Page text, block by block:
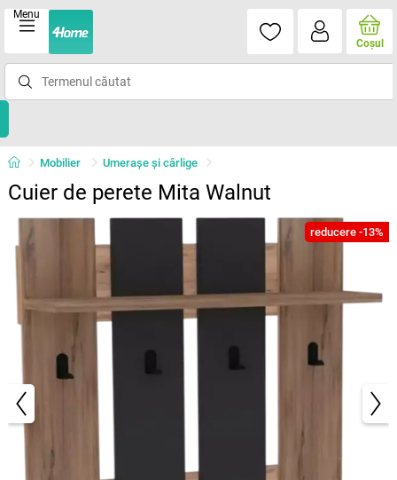
Menu
Coşul
Mobilier Umeraşe şi cârlige
Cuier de perete Mita Walnut
reducere -13%